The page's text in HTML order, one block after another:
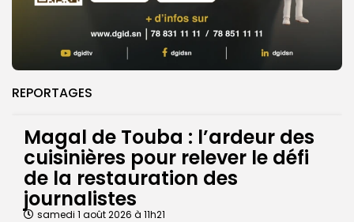
REPORTAGES
Magal de Touba : l’ardeur des
cuisinières pour relever le défi
de la restauration des
journalistes
samedi 1 août 2026 à 11h21